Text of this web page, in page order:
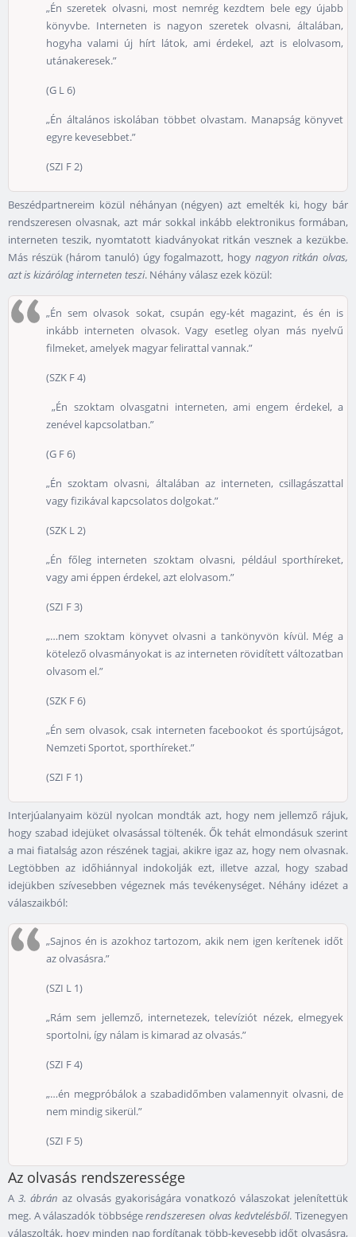
„Én szeretek olvasni, most nemrég kezdtem bele egy újabb
könyvbe. Interneten is nagyon szeretek olvasni, általában,
hogyha valami új hírt látok, ami érdekel, azt is elolvasom,
utánakeresek.”
(G L 6)
„Én általános iskolában többet olvastam. Manapság könyvet
egyre kevesebbet.”
(SZI F 2)
Beszédpartnereim közül néhányan (négyen) azt emelték ki, hogy bár
rendszeresen olvasnak, azt már sokkal inkább elektronikus formában,
interneten teszik, nyomtatott kiadványokat ritkán vesznek a kezükbe.
Más részük (három tanuló) úgy fogalmazott, hogy nagyon ritkán olvas,
azt is kizárólag interneten teszi. Néhány válasz ezek közül:
„Én sem olvasok sokat, csupán egy-két magazint, és én is
inkább interneten olvasok. Vagy esetleg olyan más nyelvű
filmeket, amelyek magyar felirattal vannak.”
(SZK F 4)
„Én szoktam olvasgatni interneten, ami engem érdekel, a
zenével kapcsolatban.”
(G F 6)
„Én szoktam olvasni, általában az interneten, csillagászattal
vagy fizikával kapcsolatos dolgokat.”
(SZK L 2)
„Én főleg interneten szoktam olvasni, például sporthíreket,
vagy ami éppen érdekel, azt elolvasom.”
(SZI F 3)
„…nem szoktam könyvet olvasni a tankönyvön kívül. Még a
kötelező olvasmányokat is az interneten rövidített változatban
olvasom el.”
(SZK F 6)
„Én sem olvasok, csak interneten facebookot és sportújságot,
Nemzeti Sportot, sporthíreket.”
(SZI F 1)
Interjúalanyaim közül nyolcan mondták azt, hogy nem jellemző rájuk,
hogy szabad idejüket olvasással töltenék. Ők tehát elmondásuk szerint
a mai fiatalság azon részének tagjai, akikre igaz az, hogy nem olvasnak.
Legtöbben az időhiánnyal indokolják ezt, illetve azzal, hogy szabad
idejükben szívesebben végeznek más tevékenységet. Néhány idézet a
válaszaikból:
„Sajnos én is azokhoz tartozom, akik nem igen kerítenek időt
az olvasásra.”
(SZI L 1)
„Rám sem jellemző, internetezek, televíziót nézek, elmegyek
sportolni, így nálam is kimarad az olvasás.”
(SZI F 4)
„…én megpróbálok a szabadidőmben valamennyit olvasni, de
nem mindig sikerül.”
(SZI F 5)
Az olvasás rendszeressége
A 3. ábrán az olvasás gyakoriságára vonatkozó válaszokat jelenítettük
meg. A válaszadók többségerendszeresen olvas kedvtelésből. Tizenegyen
válaszolták, hogy minden nap fordítanak több-kevesebb időt olvasásra,